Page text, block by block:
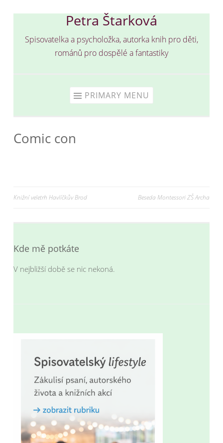
content
Petra Štarková
Spisovatelka a psycholožka, autorka knih pro děti,
románů pro dospělé a fantastiky
PRIMARY MENU
Comic con
Navigace
Knižní veletrh Havlíčkův Brod Beseda Montessori ZŠ Archa
Kde mě potkáte
V nejbližší době se nic nekoná.